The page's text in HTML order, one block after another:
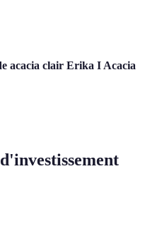
acacia clair Erika I Acacia